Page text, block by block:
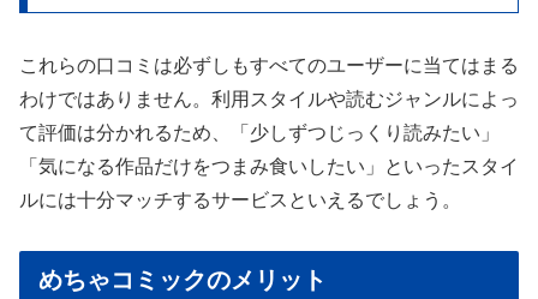
これらの口コミは必ずしもすべてのユーザーに当てはまる
わけではありません。利用スタイルや読むジャンルによっ
て評価は分かれるため、「少しずつじっくり読みたい」
「気になる作品だけをつまみ食いしたい」といったスタイ
ルには十分マッチするサービスといえるでしょう。
めちゃコミックのメリット